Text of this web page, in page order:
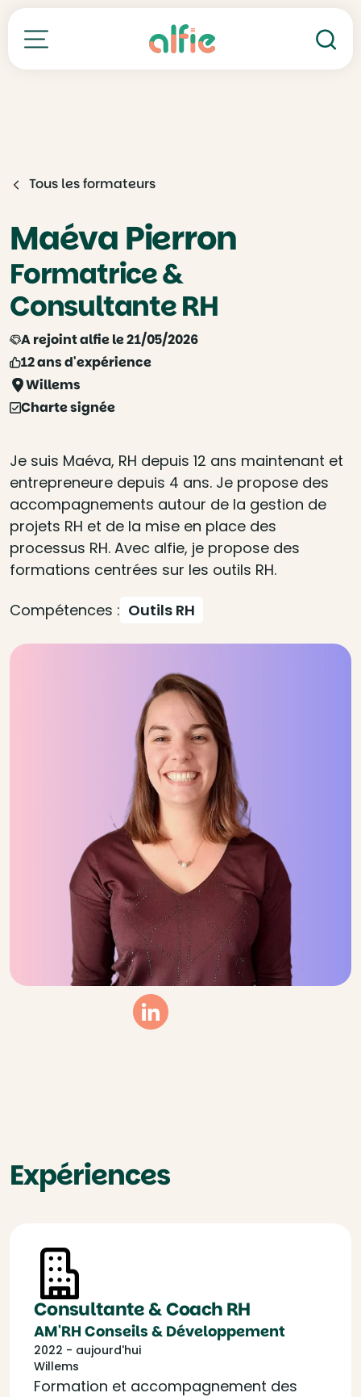
Toutes nos formations
Tous les formateurs
Maéva Pierron
Formatrice &
Consultante RH
A rejoint alfie le 21/05/2026
12 ans d'expérience
Willems
Charte signée
Je suis Maéva, RH depuis 12 ans maintenant et
entrepreneure depuis 4 ans. Je propose des
accompagnements autour de la gestion de
projets RH et de la mise en place des
processus RH. Avec alfie, je propose des
formations centrées sur les outils RH.
Compétences : Outils RH
Linkedin
Expériences
Consultante & Coach RH
AM'RH Conseils & Développement
2022 - aujourd'hui
Willems
Formation et accompagnement des